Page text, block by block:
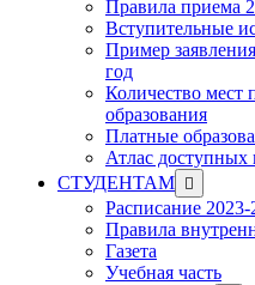
Правила приема
Вступительные
Пример
год
Количество мест
образования
Платные
Атлас доступных
СТУДЕНТАМ Show
sub
menu
Расписание 2023-
Правила
Газета
Учебная часть